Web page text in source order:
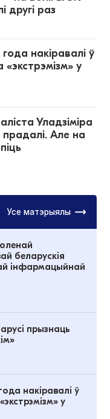
другі раз
накіравалі ў
у
Уладзіміра
прадалі. Але на
Усе матэрыялы
беларускія
інфармацыйнай
прызнаць
накіравалі ў
у